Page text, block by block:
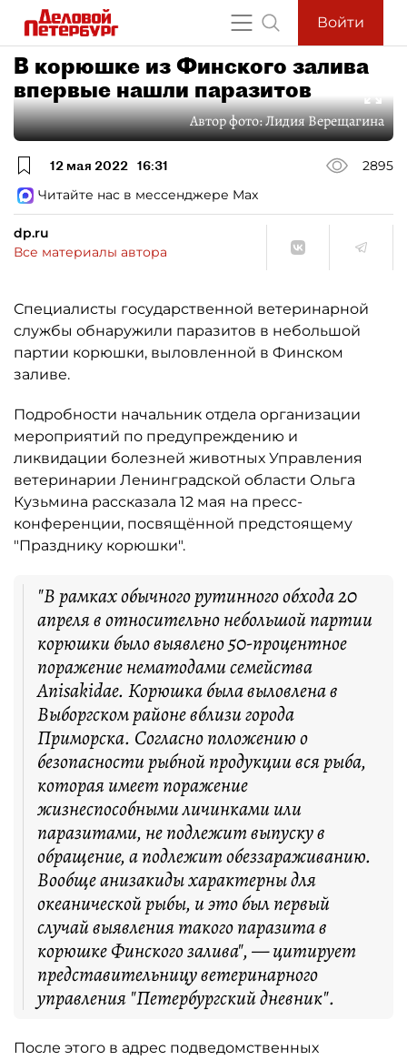
Войти
В корюшке из Финского залива
впервые нашли паразитов
Автор фото:Лидия Верещагина
12 мая 2022 16:31
2895
Читайте нас в мессенджере Max
dp.ru
Все материалы автора
Специалисты государственной ветеринарной
службы обнаружили паразитов в небольшой
партии корюшки, выловленной в Финском
заливе.
Подробности начальник отдела организации
мероприятий по предупреждению и
ликвидации болезней животных Управления
ветеринарии Ленинградской области Ольга
Кузьмина рассказала 12 мая на пресс-
конференции, посвящённой предстоящему
"Празднику корюшки".
"В рамках обычного рутинного обхода 20
апреля в относительно небольшой партии
корюшки было выявлено 50-процентное
поражение нематодами семейства
Anisаkidae. Корюшка была выловлена в
Выборгском районе вблизи города
Приморска. Согласно положению о
безопасности рыбной продукции вся рыба,
которая имеет поражение
жизнеспособными личинками или
паразитами, не подлежит выпуску в
обращение, а подлежит обеззараживанию.
Вообще анизакиды характерны для
океанической рыбы, и это был первый
случай выявления такого паразита в
корюшке Финского залива", — цитирует
представительницу ветеринарного
управления "Петербургский дневник".
После этого в адрес подведомственных